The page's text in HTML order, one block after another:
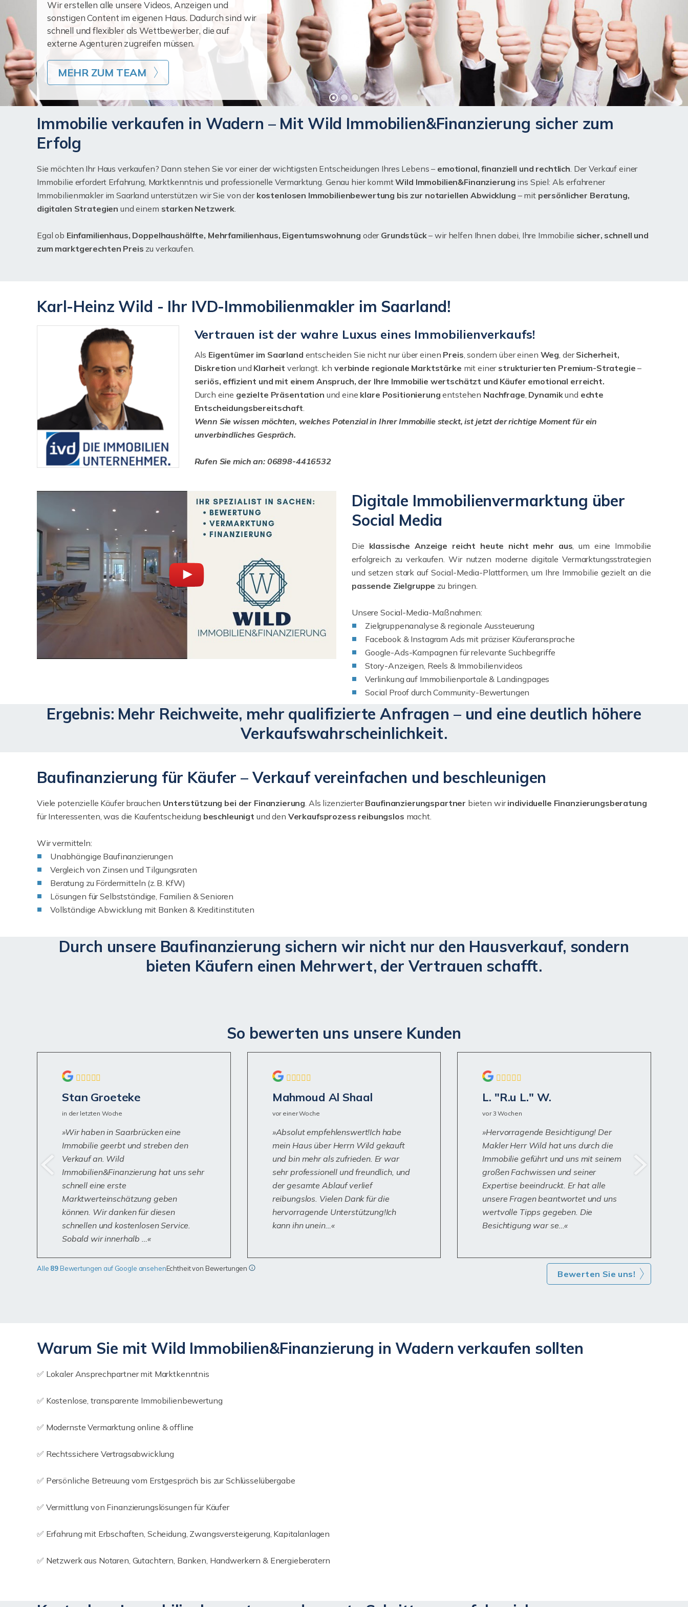
Wir erstellen alle unsere Videos, Anzeigen und
sonstigen Content im eigenen Haus. Dadurch sind wir
schnell und flexibler als Wettbewerber, die auf
externe Agenturen zugreifen müssen.
MEHR ZUM TEAM
Immobilie verkaufen in Wadern – Mit Wild Immobilien&Finanzierung sicher zum
Erfolg
Sie möchten Ihr Haus verkaufen? Dann stehen Sie vor einer der wichtigsten Entscheidungen Ihres Lebens – emotional, finanziell und rechtlich. Der Verkauf einer
Immobilie erfordert Erfahrung, Marktkenntnis und professionelle Vermarktung. Genau hier kommtWild Immobilien&Finanzierung ins Spiel: Als erfahrener
Immobilienmakler im Saarland unterstützen wir Sie von der kostenlosen Immobilienbewertung bis zur notariellen Abwicklung – mit persönlicher Beratung,
digitalen Strategien und einem starken Netzwerk.
Egal ob Einfamilienhaus, Doppelhaushälfte, Mehrfamilienhaus, Eigentumswohnung oder Grundstück– wir helfen Ihnen dabei, Ihre Immobilie sicher, schnell und
zum marktgerechten Preis zu verkaufen.
Karl-Heinz Wild - Ihr IVD-Immobilienmakler im Saarland!
Vertrauen ist der wahre Luxus eines Immobilienverkaufs!
Als Eigentümer im Saarland entscheiden Sie nicht nur über einen Preis, sondern über einen Weg, derSicherheit,
Diskretion und Klarheit verlangt. Ichverbinde regionale Marktstärke mit einer strukturierten Premium-Strategie –
seriös, effizient und mit einem Anspruch, der Ihre Immobilie wertschätzt und Käufer emotional erreicht.
Durch eine gezielte Präsentation und eine klare Positionierung entstehen Nachfrage, Dynamikund echte
Entscheidungsbereitschaft.
Wenn Sie wissen möchten, welches Potenzial in Ihrer Immobilie steckt, ist jetzt der richtige Moment für ein
unverbindliches Gespräch.
Rufen Sie mich an: 06898-4416532
Digitale Immobilienvermarktung über
Social Media
Die klassische Anzeige reicht heute nicht mehr aus, um eine Immobilie
erfolgreich zu verkaufen. Wir nutzen moderne digitale Vermarktungsstrategien
und setzen stark auf Social-Media-Plattformen, um Ihre Immobilie gezielt an die
passende Zielgruppe zu bringen.
Unsere Social-Media-Maßnahmen:
Zielgruppenanalyse & regionale Aussteuerung
Facebook & Instagram Ads mit präziser Käuferansprache
Google-Ads-Kampagnen für relevante Suchbegriffe
Story-Anzeigen, Reels & Immobilienvideos
Verlinkung auf Immobilienportale & Landingpages
Social Proof durch Community-Bewertungen
Ergebnis: Mehr Reichweite, mehr qualifizierte Anfragen – und eine deutlich höhere
Verkaufswahrscheinlichkeit.
Baufinanzierung für Käufer – Verkauf vereinfachen und beschleunigen
Viele potenzielle Käufer brauchen Unterstützung bei der Finanzierung. Als lizenzierterBaufinanzierungspartner bieten wirindividuelle Finanzierungsberatung
für Interessenten, was die Kaufentscheidung beschleunigt und den Verkaufsprozess reibungslos macht.
Wir vermitteln:
Unabhängige Baufinanzierungen
Vergleich von Zinsen und Tilgungsraten
Beratung zu Fördermitteln (z. B. KfW)
Lösungen für Selbstständige, Familien & Senioren
Vollständige Abwicklung mit Banken & Kreditinstituten
Durch unsere Baufinanzierung sichern wir nicht nur den Hausverkauf, sondern
bieten Käufern einen Mehrwert, der Vertrauen schafft.
So bewerten uns unsere Kunden
Stan Groeteke
in der letzten Woche
Wir haben in Saarbrücken eine
Immobilie geerbt und streben den
Verkauf an. Wild
Immobilien&Finanzierung hat uns sehr
schnell eine erste
Marktwerteinschätzung geben
können. Wir danken für diesen
schnellen und kostenlosen Service.
Sobald wir innerhalb …
Mahmoud Al Shaal
vor einer Woche
Absolut empfehlenswert!Ich habe
mein Haus über Herrn Wild gekauft
und bin mehr als zufrieden. Er war
sehr professionell und freundlich, und
der gesamte Ablauf verlief
reibungslos. Vielen Dank für die
hervorragende Unterstützung!Ich
kann ihn unein…
L. "R.u L." W.
vor 3 Wochen
Hervorragende Besichtigung! Der
Makler Herr Wild hat uns durch die
Immobilie geführt und uns mit seinem
großen Fachwissen und seiner
Expertise beeindruckt. Er hat alle
unsere Fragen beantwortet und uns
wertvolle Tipps gegeben. Die
Besichtigung war se…
Alle 89 Bewertungen auf Google ansehenEchtheit von Bewertungen
Bewerten Sie uns!
Warum Sie mit Wild Immobilien&Finanzierung in Wadern verkaufen sollten
✅ Lokaler Ansprechpartner mit Marktkenntnis
✅ Kostenlose, transparente Immobilienbewertung
✅ Modernste Vermarktung online & offline
✅ Rechtssichere Vertragsabwicklung
✅ Persönliche Betreuung vom Erstgespräch bis zur Schlüsselübergabe
✅ Vermittlung von Finanzierungslösungen für Käufer
✅ Erfahrung mit Erbschaften, Scheidung, Zwangsversteigerung, Kapitalanlagen
✅ Netzwerk aus Notaren, Gutachtern, Banken, Handwerkern & Energieberatern